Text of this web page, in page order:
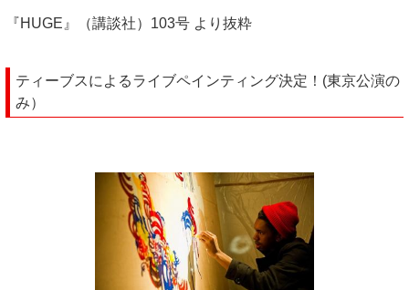
『HUGE』（講談社）103号 より抜粋
ティーブスによるライブペインティング決定！(東京公演の
み）